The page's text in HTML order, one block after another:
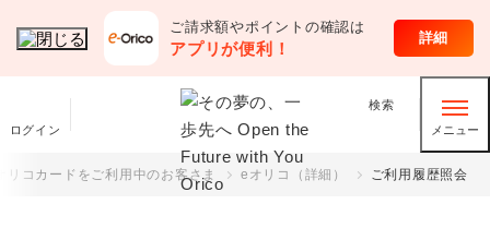
ご請求額やポイントの確認は
アプリが便利！
詳細
ログイン
検索
メニュー
クレジットカード
リコカードをご利用中のお客さま eオリコ（詳細） ご利用履歴照会